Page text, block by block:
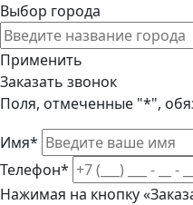
Выбор города
Применить
Заказать звонок
Поля, отмеченные "*",
Имя*
Телефон*
Нажимая на кнопку